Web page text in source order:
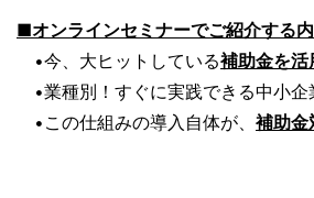
■オンラインセミナーでご紹介する
•今、大ヒットしている補助金を活
•業種別！すぐに実践できる中小企
•この仕組みの導入自体が、 補助金